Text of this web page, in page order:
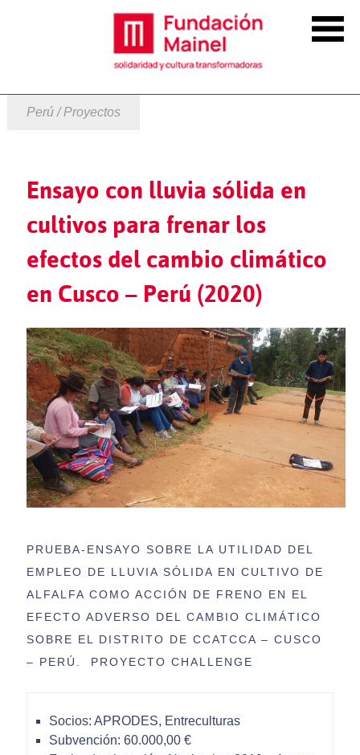
Perú / Proyectos
Ensayo con lluvia sólida en
cultivos para frenar los
efectos del cambio climático
en Cusco – Perú (2020)
PRUEBA-ENSAYO SOBRE LA UTILIDAD DEL
EMPLEO DE LLUVIA SÓLIDA EN CULTIVO DE
ALFALFA COMO ACCIÓN DE FRENO EN EL
EFECTO ADVERSO DEL CAMBIO CLIMÁTICO
SOBRE EL DISTRITO DE CCATCCA – CUSCO
– PERÚ. PROYECTO CHALLENGE
Socios: APRODES, Entreculturas
Subvención: 60.000,00 €